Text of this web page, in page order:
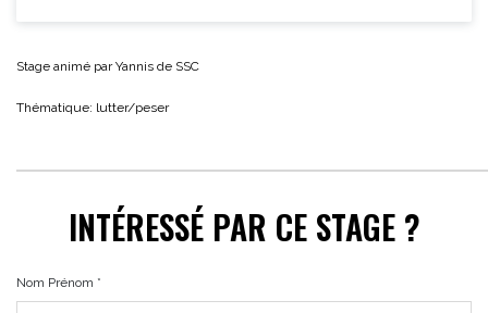
Stage animé par Yannis de SSC
Thématique: lutter/peser
INTÉRESSÉ PAR CE STAGE ?
Nom Prénom *